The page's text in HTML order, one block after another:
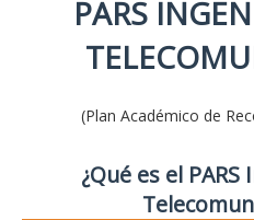
PARS
(Plan Académico de
¿Qué es el